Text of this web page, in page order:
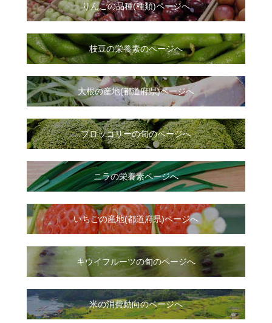
りんごの品種(種類)ページへ
枝豆の栄養素のページへ
大根の産地(都道府県)ページへ
ブロッコリーの旬のページへ
ニラの栄養素ページへ
いちごの産地(都道府県)ページへ
キウイフルーツの旬のページへ
米の消費動向のページへ